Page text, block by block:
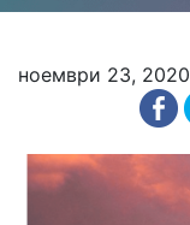
ноември 23, 2020